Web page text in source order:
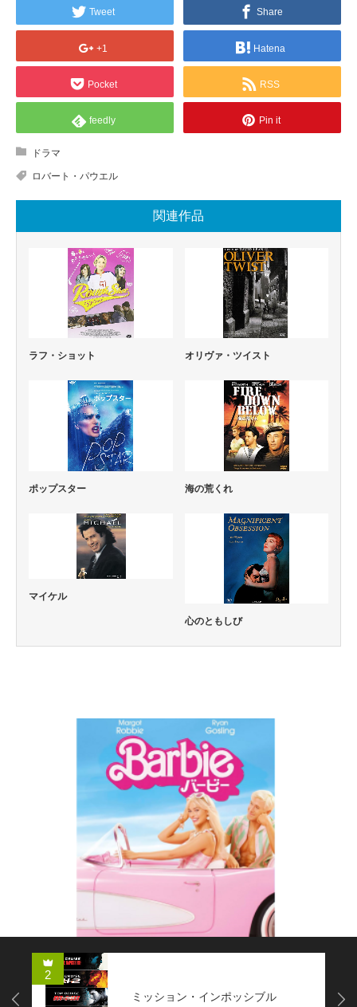
Tweet Share
+1 Hatena
Pocket RSS
feedly Pin it
ドラマ
ロバート・パウエル
関連作品
ラフ・ショット オリヴァ・ツイスト
ポップスター 海の荒くれ
マイケル
心のともしび
2
ミッション・インポッシブル
Next